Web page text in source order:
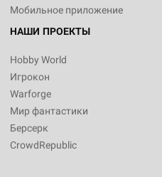
Мобильное приложение
НАШИ ПРОЕКТЫ
Hobby World
Игрокон
Warforge
Мир фантастики
Берсерк
CrowdRepublic